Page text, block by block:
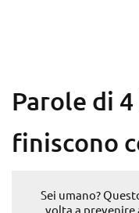
Parole di
finiscono
Sei umano?
volta a prevenire